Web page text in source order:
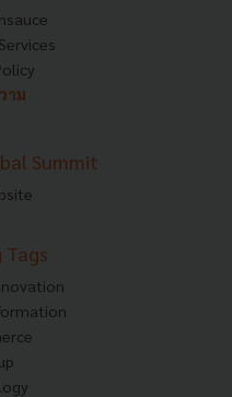
าม
Summit
Tags